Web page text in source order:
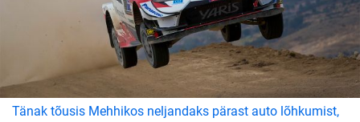
Tänak tõusis Mehhikos neljandaks pärast auto lõhkumist,